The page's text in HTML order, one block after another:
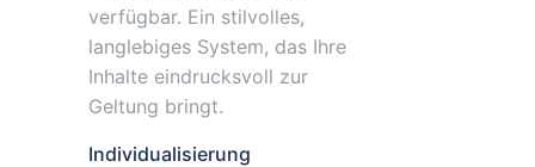
verfügbar. Ein stilvolles,
langlebiges System, das Ihre
Inhalte eindrucksvoll zur
Geltung bringt.
Individualisierung